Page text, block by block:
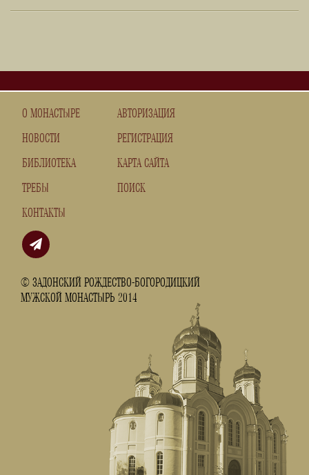
О МОНАСТЫРЕ
НОВОСТИ
БИБЛИОТЕКА
ТРЕБЫ
КОНТАКТЫ
© ЗАДОНСКИЙ РОЖДЕСТВО-БОГОРОДИЦКИЙ
МУЖСКОЙ МОНАСТЫРЬ 2014
АВТОРИЗАЦИЯ
РЕГИСТРАЦИЯ
КАРТА САЙТА
ПОИСК